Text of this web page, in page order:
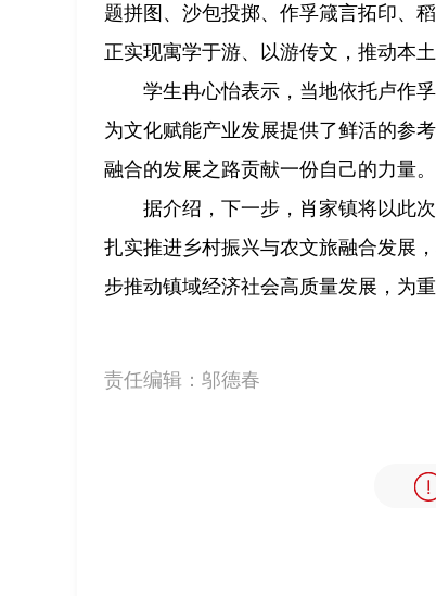
题拼图、沙包投掷、作孚箴言拓印、
正实现寓学于游、以游传文，推动本
学生冉心怡表示，当地依托卢作
为文化赋能产业发展提供了鲜活的参
融合的发展之路贡献一份自己的力量。
据介绍，下一步，肖家镇将以此
扎实推进乡村振兴与农文旅融合发展
步推动镇域经济社会高质量发展，为
责任编辑： 邬德春